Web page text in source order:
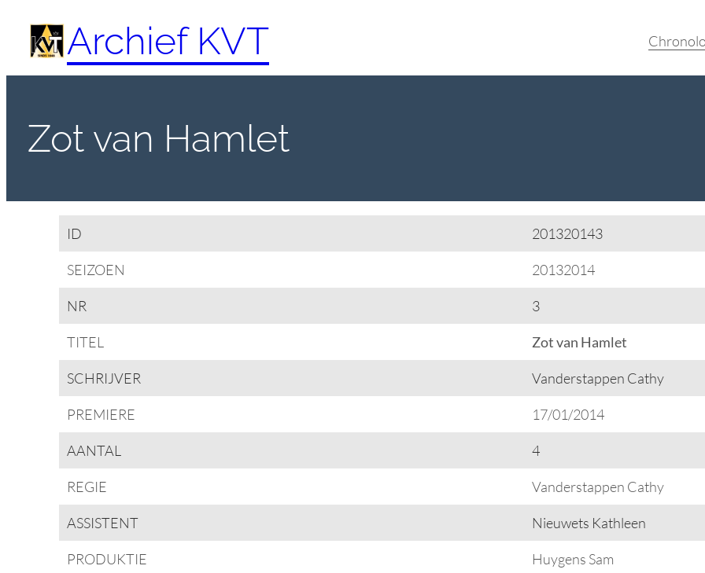
naar
inhoud
Archief KVT
Zot van Hamlet
ID 201320143
SEIZOEN 20132014
NR 3
TITEL Zot van Hamlet
SCHRIJVER Vanderstappen Cathy
PREMIERE 17/01/2014
AANTAL 4
REGIE Vanderstappen Cathy
ASSISTENT Nieuwets Kathleen
PRODUKTIE Huygens Sam